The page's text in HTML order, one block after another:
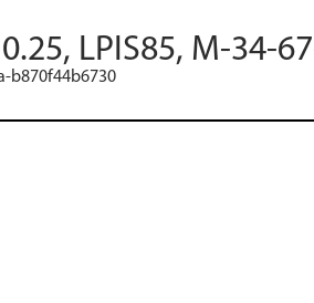
LPIS85, M-34-
b870f44b6730